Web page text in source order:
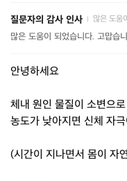
질문자의 감사 인사 많은 도움
많은 도움이 되었습니다. 고맙습
안녕하세요
체내 원인 물질이 소변으
농도가 낮아지면 신체 자
(시간이 지나면서 몸이 자